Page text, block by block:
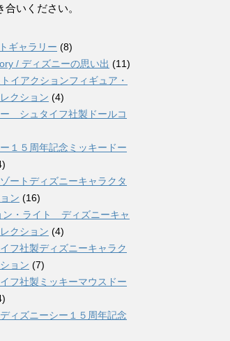
いください。
ギャラリー (8)
/ ディズニーの思い出 (11)
イアクションフィギュア・
クション (4)
シュタイフ社製ドールコ
１５周年記念ミッキードー
ートディズニーキャラクタ
ン (16)
ン・ライト ディズニーキャ
クション (4)
フ社製ディズニーキャラク
ョン (7)
フ社製ミッキーマウスドー
ィズニーシー１５周年記念